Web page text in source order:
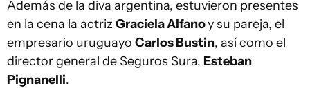
Además de la diva argentina, estuvieron presentes
en la cena la actriz Graciela Alfanoy su pareja, el
empresario uruguayo Carlos Bustin, así como el
director general de Seguros Sura, Esteban
Pignanelli.